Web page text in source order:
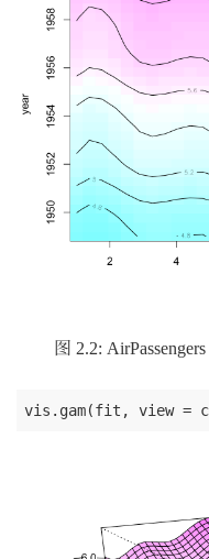
图 2.2:
vis.gam(fit, view =